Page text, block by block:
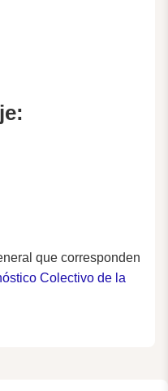
que corresponden
Colectivo de la